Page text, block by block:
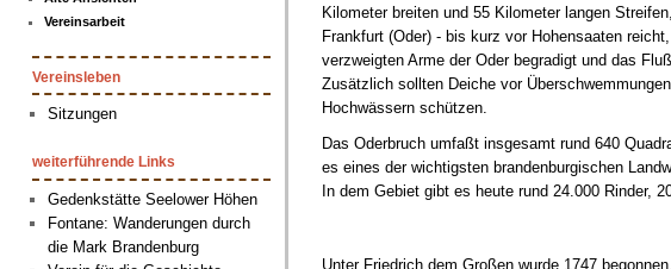
Vereinsarbeit
Vereinsleben
Sitzungen
weiterführende Links
Gedenkstätte Seelower Höhen
Fontane: Wanderungen durch
die Mark Brandenburg
Kilometer breiten und 55 Kilometer langen
Frankfurt (Oder) - bis kurz vor Hohensaaten
verzweigten Arme der Oder begradigt und das
Zusätzlich sollten Deiche vor
Hochwässern schützen.
Das Oderbruch umfaßt insgesamt rund 640
es eines der wichtigsten brandenburgischen
In dem Gebiet gibt es heute rund 24.000 Rinder,
Unter Friedrich dem Großen wurde 1747